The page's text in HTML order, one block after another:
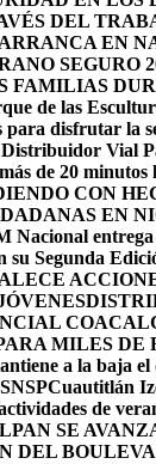
DEL
ARRANCA EN
SEGURO
FAMILIAS
de las
para disfrutar la
Vial
de 20 minutos
CON
EN
Nacional
su Segunda
MILES DE
a la baja el
Cuautitlán
de
SE
DEL